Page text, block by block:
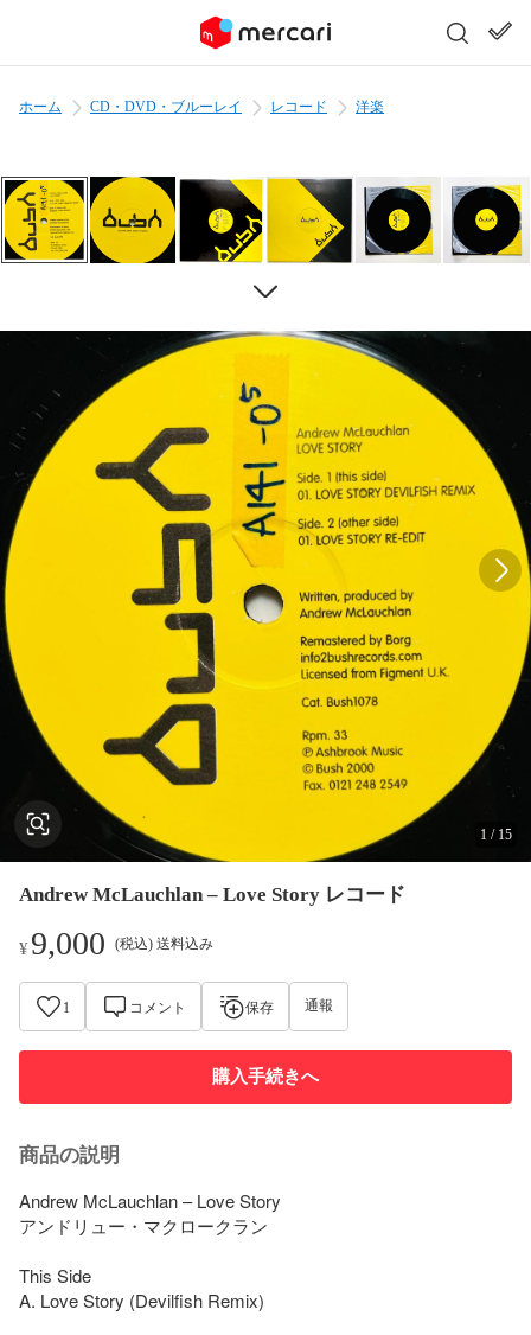
ホーム CD・DVD・ブルーレイ レコード 洋楽
1 / 15
Andrew McLauchlan – Love Story レコード
¥9,000 (税込) 送料込み
1 コメント 保存 通報
購入手続きへ
商品の説明
Andrew McLauchlan – Love Story
アンドリュー・マクロークラン
This Side
A. Love Story (Devilfish Remix)